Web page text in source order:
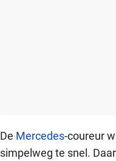
De Mercedes-coureur
simpelweg te snel.